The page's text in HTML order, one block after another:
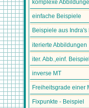
komplexe
einfache Beispiele
Beispiele aus Indra's
iterierte Abbildungen
iter. Abb.,einf.
inverse MT
Freiheitsgrade einer
Fixpunkte - Beispiel